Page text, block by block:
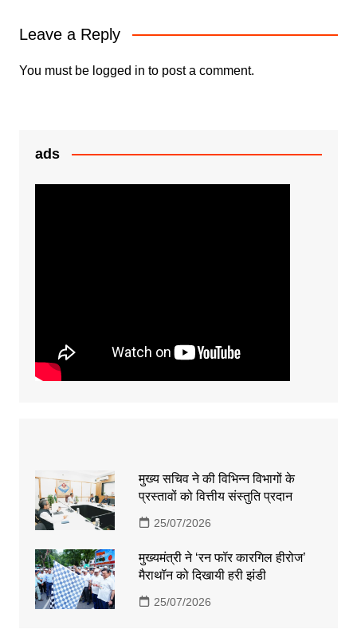
o
k
p
p
er
Leave a Reply
You must be logged in to post a comment.
ads
मुख्य सचिव ने की विभिन्न विभागों के
प्रस्तावों को वित्तीय संस्तुति प्रदान
25/07/2026
मुख्यमंत्री ने ‘रन फॉर कारगिल हीरोज’
मैराथॉन को दिखायी हरी झंडी
25/07/2026